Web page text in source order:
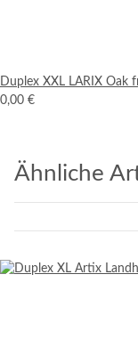
Duplex XXL LARIX Oak
0,00 €
Ähnliche